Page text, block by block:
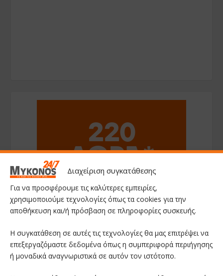
Διαχείριση συγκατάθεσης
Για να προσφέρουμε τις καλύτερες εμπειρίες,
χρησιμοποιούμε τεχνολογίες όπως τα cookies για την
αποθήκευση και/ή πρόσβαση σε πληροφορίες συσκευής.
Η συγκατάθεση σε αυτές τις τεχνολογίες θα μας επιτρέψει να
επεξεργαζόμαστε δεδομένα όπως η συμπεριφορά περιήγησης
ή μοναδικά αναγνωριστικά σε αυτόν τον ιστότοπο.